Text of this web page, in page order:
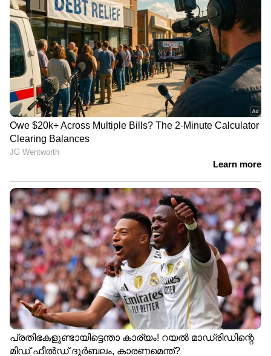
ഓണക്കൃഷിയും പൂർണമായും നശിച്ചു.
6
15